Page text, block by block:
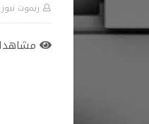
ريموت نيوز